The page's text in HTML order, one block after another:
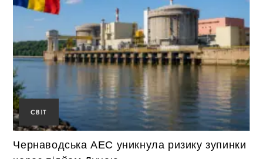
СВІТ
Чернаводська АЕС уникнула ризику зупинки